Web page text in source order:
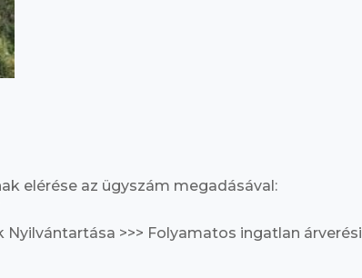
elérése az ügyszám megadásával:
Nyilvántartása >>> Folyamatos ingatlan árverési